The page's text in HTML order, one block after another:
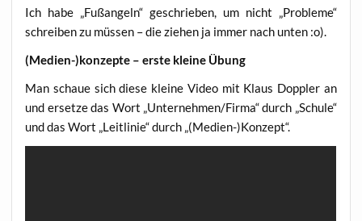
Ich habe „Fuß­an­geln“ geschrie­ben, um nicht „Pro­ble­me“
schrei­ben zu müs­sen – die zie­hen ja immer nach unten :o).
(Medien-)konzepte – ers­te klei­ne Übung
Man schaue sich die­se klei­ne Video mit Klaus Dopp­ler an
und erset­ze das Wort „Unternehmen/Firma“ durch „Schu­le“
und das Wort „Leit­li­nie“ durch „(Medien-)Konzept“.